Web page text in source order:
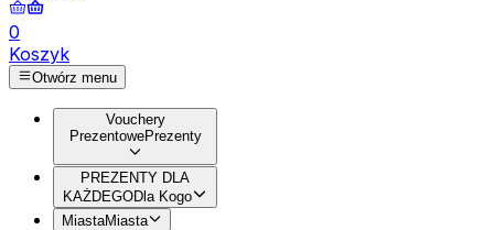
0
Koszyk
Otwórz menu
Vouchery
PrezentowePrezenty
PREZENTY DLA
KAŻDEGODla Kogo
MiastaMiasta